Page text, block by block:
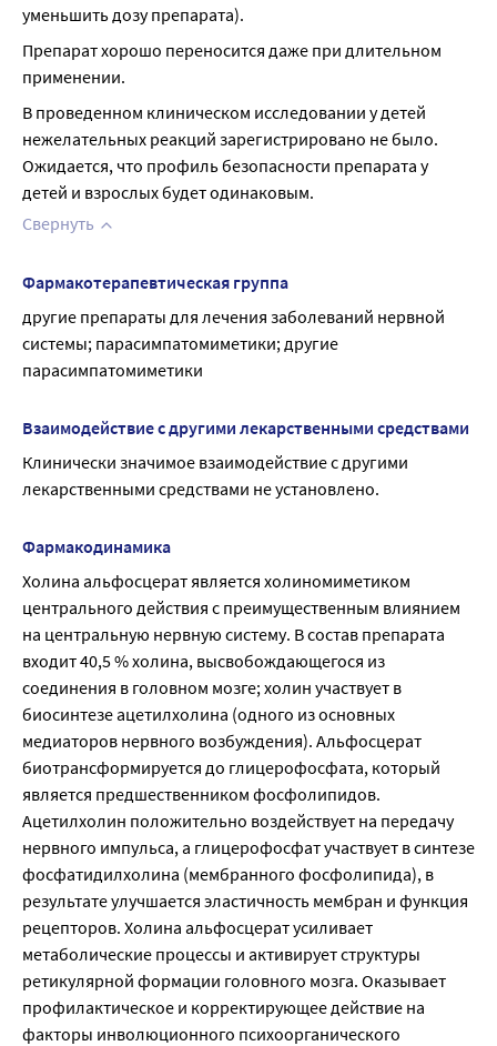
уменьшить дозу препарата).
Препарат хорошо переносится даже при длительном
применении.
В проведенном клиническом исследовании у детей
нежелательных реакций зарегистрировано не было.
Ожидается, что профиль безопасности препарата у
детей и взрослых будет одинаковым.
Свернуть
Фармакотерапевтическая группа
другие препараты для лечения заболеваний нервной
системы; парасимпатомиметики; другие
парасимпатомиметики
Взаимодействие с другими лекарственными средствами
Клинически значимое взаимодействие с другими
лекарственными средствами не установлено.
Фармакодинамика
Холина альфосцерат является холиномиметиком
центрального действия с преимущественным влиянием
на центральную нервную систему. В состав препарата
входит 40,5 % холина, высвобождающегося из
соединения в головном мозге; холин участвует в
биосинтезе ацетилхолина (одного из основных
медиаторов нервного возбуждения). Альфосцерат
биотрансформируется до глицерофосфата, который
является предшественником фосфолипидов.
Ацетилхолин положительно воздействует на передачу
нервного импульса, а глицерофосфат участвует в синтезе
фосфатидилхолина (мембранного фосфолипида), в
результате улучшается эластичность мембран и функция
рецепторов. Холина альфосцерат усиливает
метаболические процессы и активирует структуры
ретикулярной формации головного мозга. Оказывает
профилактическое и корректирующее действие на
факторы инволюционного психоорганического